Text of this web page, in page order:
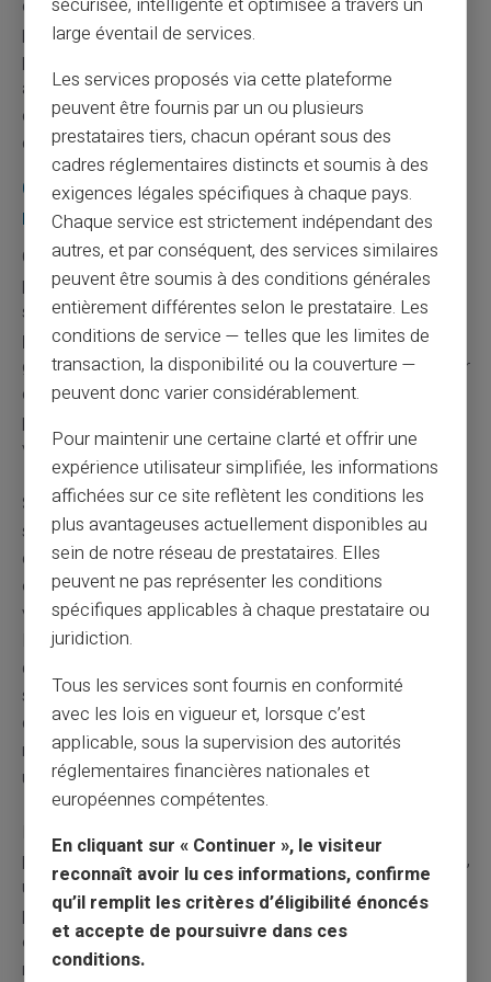
ce service au nom de la rentabilité, l'espace se libère
pour des acteurs qui en font, eux, le cœur de leur
proposition. C'est un repositionnement du marché
autant qu'un changement d'usage : les utilisateurs du
cash ne disparaissent pas, ils changent simplement
d'opérateur.
CardVeritas : une approche assumée du
rechargement par espèces
ChezCardVeritas, lerechargement par espècesn'est
pas une fonctionnalité périphérique appelée à être
supprimée au gré des ajustements de marge. C'est un
pilier de l'offre, conçu pour des utilisateurs qui veulent
garder la maîtrise de leur budget, payer sans exposer leur
compte bancaire principal, ou disposer d'un moyen de
paiement utilisable immédiatement, sans dépendre d'un
virement entrant.
Soyons clairs : les mêmes contraintes opérationnelles
s'appliquent à CardVeritas. Le même décalage entre le
crédit client et la remontée des fonds, les mêmes
obligations de conformité, la même rentabilité faible
voire négative sur ce canal. La différence n'est pas dans
la nature des contraintes, elle est dans la philosophie
d'entreprise. CardVeritas est d'abord construit autour du
service rendu au client, pas autour de la maximisation
de la marge sur chaque transaction. Un service peu
rentable mais essentiel pour une partie des clients reste
un service essentiel – et reste donc maintenu.
Mastercard de débit CardVeritas s'inscrit
précisément dans cette logique : une carte rechargeable,
utilisable partout où Mastercard est acceptée, pensée
pour les usages où le cash a encore toute sa place. Là
où Revolut choisit la voie de la banque pleinement
numérique, CardVeritas assume une approche
sécurisée, intelligente et optimisée à travers un
large éventail de services.
Les services proposés via cette plateforme
peuvent être fournis par un ou plusieurs
prestataires tiers, chacun opérant sous des
cadres réglementaires distincts et soumis à des
exigences légales spécifiques à chaque pays.
Chaque service est strictement indépendant des
autres, et par conséquent, des services similaires
peuvent être soumis à des conditions générales
entièrement différentes selon le prestataire. Les
conditions de service — telles que les limites de
transaction, la disponibilité ou la couverture —
peuvent donc varier considérablement.
Pour maintenir une certaine clarté et offrir une
expérience utilisateur simplifiée, les informations
affichées sur ce site reflètent les conditions les
plus avantageuses actuellement disponibles au
sein de notre réseau de prestataires. Elles
peuvent ne pas représenter les conditions
spécifiques applicables à chaque prestataire ou
juridiction.
Tous les services sont fournis en conformité
avec les lois en vigueur et, lorsque c’est
applicable, sous la supervision des autorités
réglementaires financières nationales et
européennes compétentes.
En cliquant sur « Continuer », le visiteur
reconnaît avoir lu ces informations, confirme
qu’il remplit les critères d’éligibilité énoncés
et accepte de poursuivre dans ces
conditions.